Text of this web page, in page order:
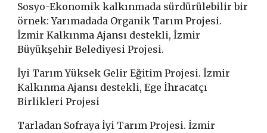
Sosyo-Ekonomik kalkınmada sürdürülebilir bir
örnek: Yarımadada Organik Tarım Projesi.
İzmir Kalkınma Ajansı destekli, İzmir
Büyükşehir Belediyesi Projesi.
İyi Tarım Yüksek Gelir Eğitim Projesi. İzmir
Kalkınma Ajansı destekli, Ege İhracatçı
Birlikleri Projesi
Tarladan Sofraya İyi Tarım Projesi. İzmir